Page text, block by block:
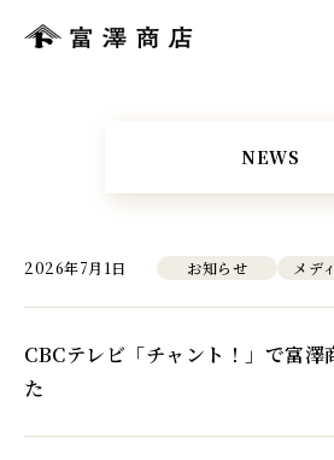
NEWS
2026年7月1日 お知らせ メデ
CBCテレビ「チャント！」で富澤
た